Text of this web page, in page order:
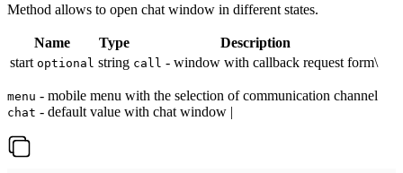
Method allows to open chat window in different states.
Name Type
Description
start optional string call - window with callback request form\
menu - mobile menu with the selection of communication channel
chat - default value with chat window |